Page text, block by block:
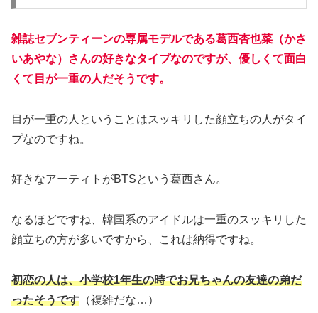
雑誌セブンティーンの専属モデルである葛西杏也菜（かさ
いあやな）さんの好きなタイプなのですが、優しくて面白
くて目が一重の人だそうです。
目が一重の人ということはスッキリした顔立ちの人がタイ
プなのですね。
好きなアーティトがBTSという葛西さん。
なるほどですね、韓国系のアイドルは一重のスッキリした
顔立ちの方が多いですから、これは納得ですね。
初恋の人は、小学校1年生の時でお兄ちゃんの友達の弟だ
ったそうです （複雑だな…）